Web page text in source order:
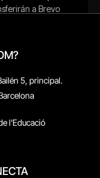
5, principal.
l'Educació